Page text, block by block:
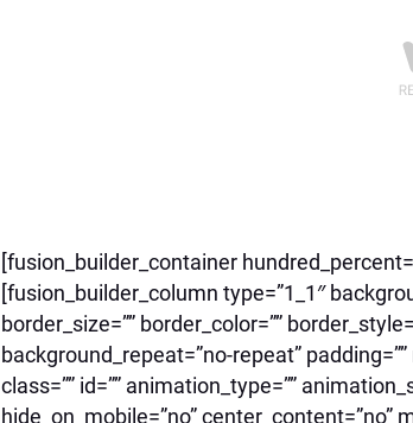
[fusion_builder_container
[fusion_builder_column type=”1_1″
border_size=”” border_color=””
background_repeat=”no-repeat”
class=”” id=”” animation_type=””
hide_on_mobile=”no” center_content=”no”